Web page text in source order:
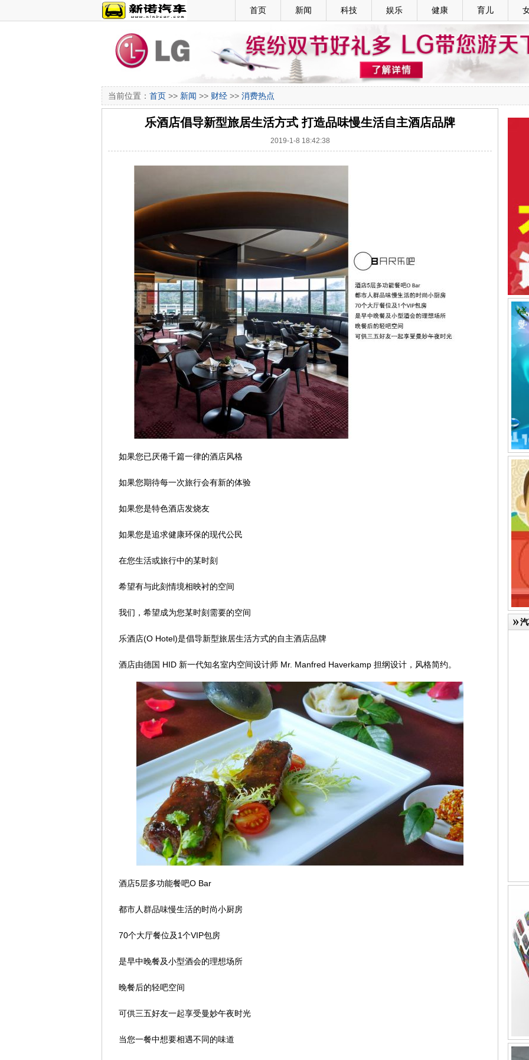
首页 新闻 科技 娱乐 健康 育儿
当前位置： 首页 >> 新闻 >> 财经 >> 消费热点
乐酒店倡导新型旅居生活方式 打造品味慢生活自主酒店品牌
2019-1-8 18:42:38
如果您已厌倦千篇一律的酒店风格
如果您期待每一次旅行会有新的体验
如果您是特色酒店发烧友
如果您是追求健康环保的现代公民
在您生活或旅行中的某时刻
希望有与此刻情境相映衬的空间
我们，希望成为您某时刻需要的空间
乐酒店(O Hotel)是倡导新型旅居生活方式的自主酒店品牌
酒店由德国 HID 新一代知名室内空间设计师 Mr. Manfred Haverkamp 担纲设计，风格简约。
酒店5层多功能餐吧O Bar
都市人群品味慢生活的时尚小厨房
70个大厅餐位及1个VIP包房
是早中晚餐及小型酒会的理想场所
晚餐后的轻吧空间
可供三五好友一起享受曼妙午夜时光
当您一餐中想要相遇不同的味道